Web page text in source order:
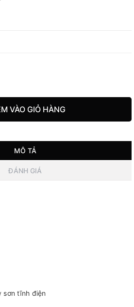
VÀO GIỎ HÀNG
MÔ TẢ
ĐÁNH GIÁ
sơn tĩnh điện